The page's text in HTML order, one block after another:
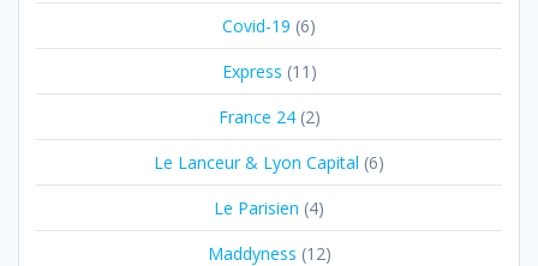
Covid-19 (6)
Express (11)
France 24(2)
Le Lanceur & Lyon Capital (6)
Le Parisien (4)
Maddyness (12)